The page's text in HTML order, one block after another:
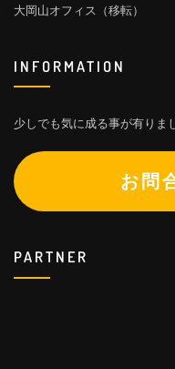
大岡山オフィス（移転）
INFORMATION
少しでも気に成る事が有りま
お問
PARTNER